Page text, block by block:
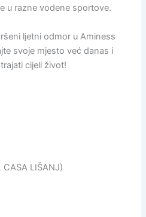
u razne vodene sportove.
ljetni odmor u Aminess
svoje mjesto već danas i
cijeli život!
CASA LIŠANJ)